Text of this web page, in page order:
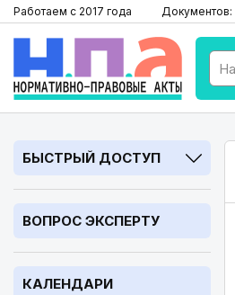
Работаем с 2017 года Документов:
БЫСТРЫЙ ДОСТУП
ВОПРОС ЭКСПЕРТУ
КАЛЕНДАРИ